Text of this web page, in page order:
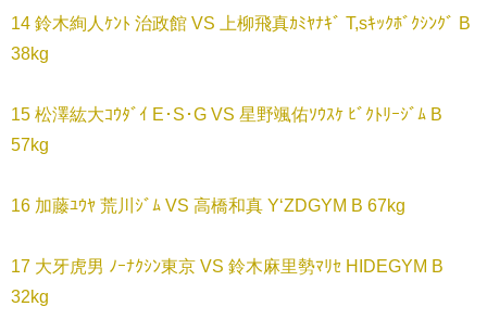
14 鈴木絢人ｹﾝﾄ 治政館 VS 上柳飛真ｶﾐﾔﾅｷﾞ T,sｷｯｸﾎﾞｸｼﾝｸﾞ B
38kg
15 松澤紘大ｺｳﾀﾞｲ E･S･G VS 星野颯佑ｿｳｽｹ ﾋﾞｸﾄﾘｰｼﾞﾑ B
57kg
16 加藤ﾕｳﾔ 荒川ｼﾞﾑ VS 高橋和真 Y‘ZDGYM B 67kg
17 大牙虎男 ﾉｰﾅｸｼﾝ東京 VS 鈴木麻里勢ﾏﾘｾ HIDEGYM B
32kg